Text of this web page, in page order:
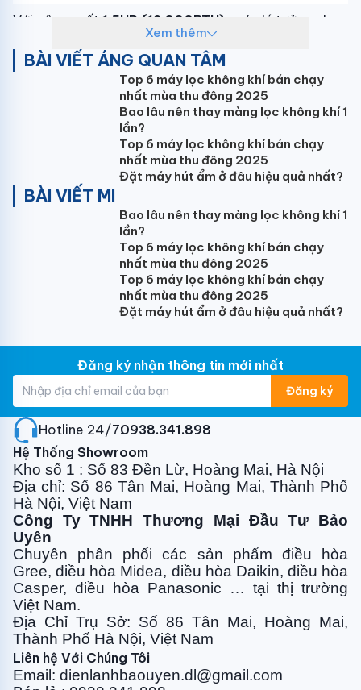
Với công suất 1.5HP (12.000BTU) , máy lý tưởng cho:
Phòng ngủ
Phòng cá nhân
Đảm bảo làm lạnh/sưởi hiệu quả và tiết kiệm điện.
điều hòa Mitsubishi Heavy SRK5ZSPS-W5 phòng ngủ
Công nghệ DC PAM Inverter – Tiết kiệm
Điểm nổi bật củaMitsubishi Heavy
SRK/SRC35ZSPS-W5:
Giảm tiêu hao điện năng đáng kể
Vận hành ổn định, không bật/tắt liên tục
Giúp tiết kiệm chi phí điện lâu dài.
máy lạnh Mitsubishi Heavy nóng lạnh tiết kiệm điện
Công nghệ Jet Flow – Làm lạnh nhanh, thổi
xa
Ứng dụng nguyên lý phản lực:
Luồng gió mạnh, lan tỏa đều
Làm lạnh/sưởi nhanh chỉ sau vài phút
Hiệu quả cao cho phòng kín
Mang lại cảm giác dễ chịu ngay khi bật máy.
Xem thêm
BÀI VIẾT ÁNG QUAN TÂM
Top 6 máy lọc không khí bán chạy
nhất mùa thu đông 2025
Bao lâu nên thay màng lọc không khí 1
lần?
Top 6 máy lọc không khí bán chạy
nhất mùa thu đông 2025
Đặt máy hút ẩm ở đâu hiệu quả nhất?
BÀI VIẾT MI
Bao lâu nên thay màng lọc không khí 1
lần?
Top 6 máy lọc không khí bán chạy
nhất mùa thu đông 2025
Top 6 máy lọc không khí bán chạy
nhất mùa thu đông 2025
Đặt máy hút ẩm ở đâu hiệu quả nhất?
Đăng ký nhận thông tin mới nhất
Đăng ký
Hotline 24/7:0938.341.898
Hệ Thống Showroom
Kho số 1 : Số 83 Đền Lừ, Hoàng Mai, Hà Nội
Địa chỉ: Số 86 Tân Mai, Hoàng Mai, Thành Phố
Hà Nội, Việt Nam
Công Ty TNHH Thương Mại Đầu Tư Bảo
Uyên
Chuyên phân phối các sản phẩm điều hòa
Gree, điều hòa Midea, điều hòa Daikin, điều hòa
Casper, điều hòa Panasonic … tại thị trường
Việt Nam.
Địa Chỉ Trụ Sở: Số 86 Tân Mai, Hoàng Mai,
Thành Phố Hà Nội, Việt Nam
Liên hệ Với Chúng Tôi
Email: dienlanhbaouyen.dl@gmail.com